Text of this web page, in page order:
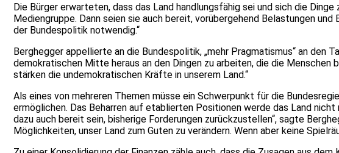
Die Bürger erwarteten, dass das Land handlungsfähig sei und sich die
Mediengruppe. Dann seien sie auch bereit, vorübergehend Belastungen
der Bundespolitik notwendig.“
Berghegger appellierte an die Bundespolitik, „mehr Pragmatismus“ an den
demokratischen Mitte heraus an den Dingen zu arbeiten, die die
stärken die undemokratischen Kräfte in unserem Land.“
Als eines von mehreren Themen müsse ein Schwerpunkt für die
ermöglichen. Das Beharren auf etablierten Positionen werde das Land
dazu auch bereit sein, bisherige Forderungen zurückzustellen“, sagte
Möglichkeiten, unser Land zum Guten zu verändern. Wenn aber keine